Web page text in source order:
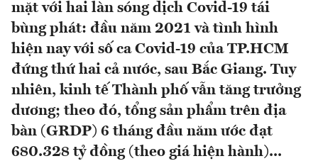
mặt với hai làn sóng dịch Covid-19 tái
bùng phát: đầu năm 2021 và tình hình
hiện nay với số ca Covid-19 của TP.HCM
đứng thứ hai cả nước, sau Bắc Giang. Tuy
nhiên, kinh tế Thành phố vẫn tăng trưởng
dương; theo đó, tổng sản phẩm trên địa
bàn (GRDP) 6 tháng đầu năm ước đạt
680.328 tỷ đồng (theo giá hiện hành)...